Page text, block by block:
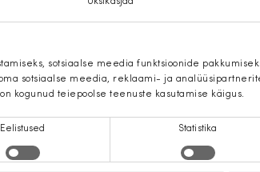
sotsiaalse meedia funktsioonide
sotsiaalse meedia, reklaami- ja
kogunud teiepoolse teenuste kasutamise käigus.
Eelistused Statistika